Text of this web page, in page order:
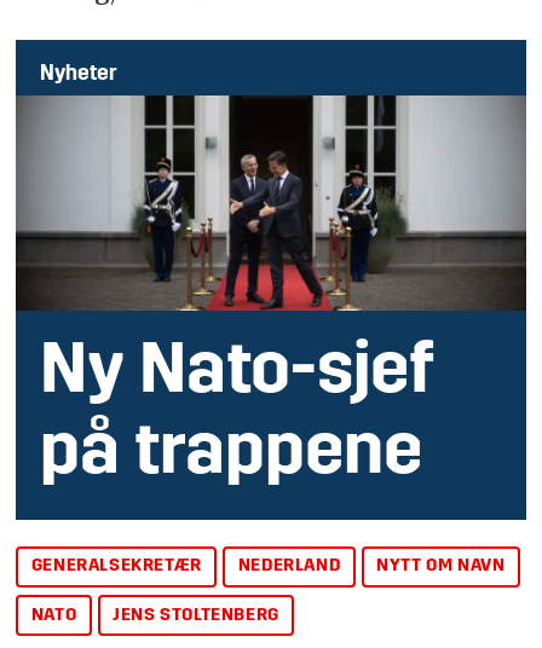
Nyheter
Ny Nato-sjef
på trappene
GENERALSEKRETÆR NEDERLAND NYTT OM NAVN
NATO JENS STOLTENBERG